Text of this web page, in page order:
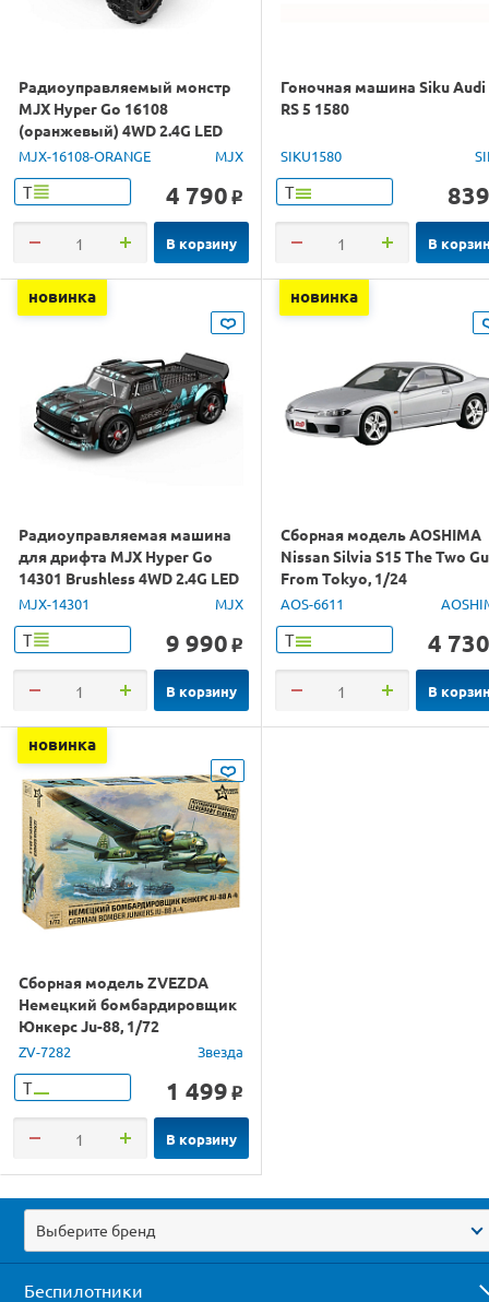
Радиоуправляемый монстр
MJX Hyper Go 16108
(оранжевый) 4WD 2.4G LED
1/16 RTR
MJX-16108-ORANGE MJX
Т 4 790 o
В корзину
Гоночная машина Siku Audi
RS 5 1580
SIKU1580
Т 839
В
новинка
Радиоуправляемая машина
для дрифта MJX Hyper Go
14301 Brushless 4WD 2.4G LED
1/14 RTR
MJX-14301 MJX
Т 9 990 o
В корзину
новинка
Сборная модель AOSHIMA
Nissan Silvia S15 The Two
From Tokyo, 1/24
AOS-6611
Т 4 730
В
новинка
Сборная модель ZVEZDA
Немецкий бомбардировщик
Юнкерс Ju-88, 1/72
ZV-7282 Звезда
Т 1 499 o
В корзину
Выберите бренд
Беспилотники